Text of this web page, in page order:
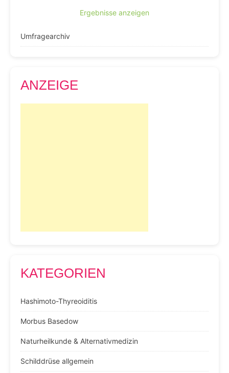
Ergebnisse anzeigen
Umfragearchiv
ANZEIGE
KATEGORIEN
Hashimoto-Thyreoiditis
Morbus Basedow
Naturheilkunde & Alternativmedizin
Schilddrüse allgemein